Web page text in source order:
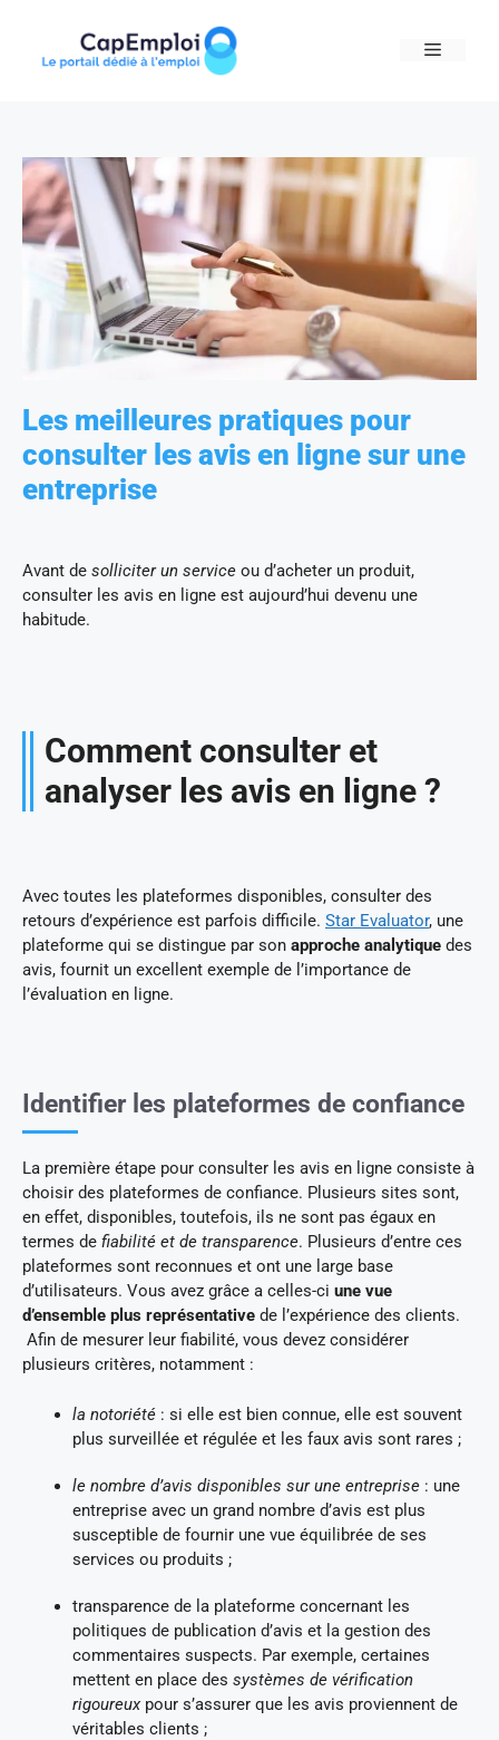
content
MENU
Les meilleures pratiques pour
consulter les avis en ligne sur une
entreprise
Avant de solliciter un service ou d’acheter un produit,
consulter les avis en ligne est aujourd’hui devenu une
habitude.
Comment consulter et
analyser les avis en ligne ?
Avec toutes les plateformes disponibles, consulter des
retours d’expérience est parfois difficile. Star Evaluator, une
plateforme qui se distingue par son approche analytique des
avis, fournit un excellent exemple de l’importance de
l’évaluation en ligne.
Identifier les plateformes de confiance
La première étape pour consulter les avis en ligne consiste à
choisir des plateformes de confiance. Plusieurs sites sont,
en effet, disponibles, toutefois, ils ne sont pas égaux en
termes de fiabilité et de transparence. Plusieurs d’entre ces
plateformes sont reconnues et ont une large base
d’utilisateurs. Vous avez grâce a celles-ci une vue
d’ensemble plus représentative de l’expérience des clients.
Afin de mesurer leur fiabilité, vous devez considérer
plusieurs critères, notamment :
la notoriété : si elle est bien connue, elle est souvent
plus surveillée et régulée et les faux avis sont rares ;
le nombre d’avis disponibles sur une entreprise : une
entreprise avec un grand nombre d’avis est plus
susceptible de fournir une vue équilibrée de ses
services ou produits ;
transparence de la plateforme concernant les
politiques de publication d’avis et la gestion des
commentaires suspects. Par exemple, certaines
mettent en place des systèmes de vérification
rigoureuxpour s’assurer que les avis proviennent de
véritables clients ;